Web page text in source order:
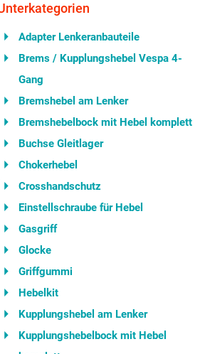
Adapter Lenkeranbauteile
Brems / Kupplungshebel Vespa 4-
Gang
Bremshebel am Lenker
Bremshebelbock mit Hebel komplett
Buchse Gleitlager
Chokerhebel
Crosshandschutz
Einstellschraube für Hebel
Gasgriff
Glocke
Griffgummi
Hebelkit
Kupplungshebel am Lenker
Kupplungshebelbock mit Hebel